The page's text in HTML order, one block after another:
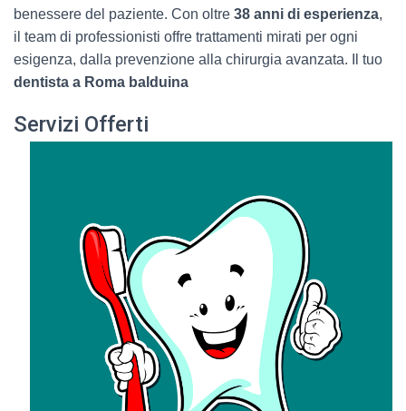
benessere del paziente. Con oltre 38 anni di esperienza,
il team di professionisti offre trattamenti mirati per ogni
esigenza, dalla prevenzione alla chirurgia avanzata. Il tuo
dentista a Roma balduina
Servizi Offerti